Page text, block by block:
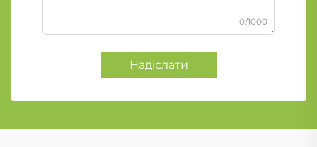
0/1000
Надіслати